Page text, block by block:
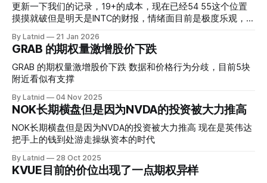
更新一下我们的记录，19+的成本，现在已经54 55这个位置
摸摸就破但是明天是INTC的财报，情绪面目前是极度乐观，反
是突破前的支撑CC感觉可以做，放远些, 因为18A的经验还未
真正得到普遍大众的关注，当然财报可以继续出新消息顶一下
压力位置。 数据在70驻扎 整体呈现 47 – 60 短期位置
By Latnid 21 Jan 2026
GRAB 的期权量激增股价下跌
GRAB 的期权量激增股价下跌 数据和价格行为分歧，目前5块
附近看似有支撑
By Latnid 04 Nov 2025
NOK长期横盘但是因为NVDA的投资被大力推高
NOK长期横盘但是因为NVDA的投资被大力推高 现在是英伟达
把手上的钱到处游走操纵资本的时代
By Latnid 28 Oct 2025
KVUE目前的价位出现了一点期权异样